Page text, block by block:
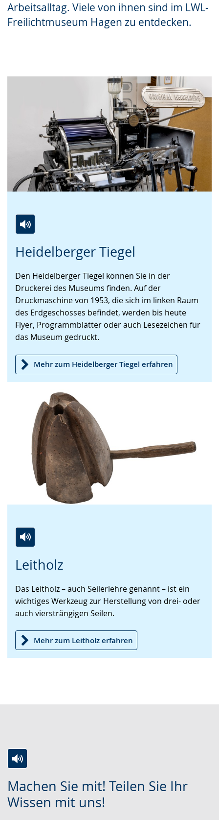
Arbeitsalltag. Viele von ihnen sind im LWL-
Freilichtmuseum Hagen zu entdecken.
Heidelberger Tiegel
Leichten
wechseln.
Audio-
Video
Deutscher
Gebärdensprache
wird
angezeigt.
Den Heidelberger Tiegel können Sie in der
Druckerei des Museums finden. Auf der
Druckmaschine von 1953, die sich im linken Raum
des Erdgeschosses befindet, werden bis heute
Flyer, Programmblätter oder auch Lesezeichen für
das Museum gedruckt.
Mehr zum Heidelberger Tiegel erfahren
Leitholz
Leichten
wechseln.
Audio-
Video
Deutscher
Gebärdensprache
wird
Das Leitholz – auch Seilerlehre genannt – ist ein
wichtiges Werkzeug zur Herstellung von drei- oder
auch viersträngigen Seilen.
Mehr zum Leitholz erfahren
Machen Sie mit! Teilen Sie Ihr
Wissen mit uns!
Leichten
Sprache
Audio-
Unterstützung.
Video
in